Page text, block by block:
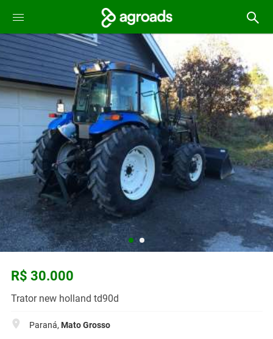
R$ 30.000
Trator new holland td90d
Paraná, Mato Grosso